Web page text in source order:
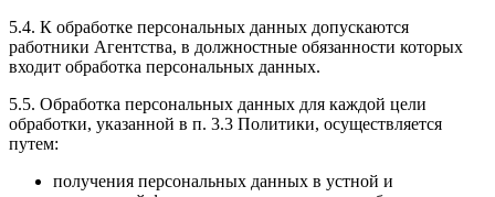
5.4. К обработке персональных данных допускаются
работники Агентства, в должностные обязанности которых
входит обработка персональных данных.
5.5. Обработка персональных данных для каждой цели
обработки, указанной в п. 3.3 Политики, осуществляется
путем:
получения персональных данных в устной и